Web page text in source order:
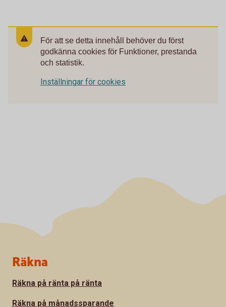
För att se detta innehåll behöver du först
godkänna cookies för Funktioner, prestanda
och statistik.
Inställningar för cookies
Sidfot
Räkna
Räkna på ränta på ränta
Räkna på månadssparande